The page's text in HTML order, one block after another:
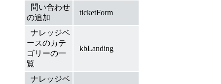
問い合わせ
の追加
ticketForm
ナレッジベ
ースのカテ
ゴリーの一
覧
kbLanding
ナレッジベ